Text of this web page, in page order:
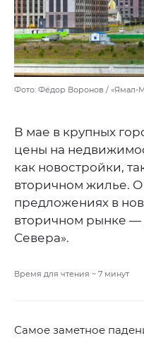
Фото: Фёдор Воронов / «Ямал-
В мае в крупных
цены на
как новостройки,
вторичном жилье.
предложениях в
вторичном рынке —
Севера».
Время для чтения ~ 7 минут
Самое заметное